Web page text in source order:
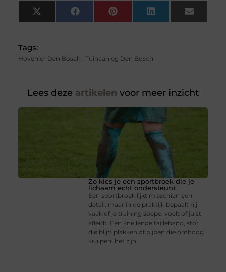
X
(Twitter)
FacebookPinterest LinkedIn Email
Tags:
Hovenier Den Bosch , Tuinaanleg Den Bosch
Lees deze artikelen voor meer inzicht
Zo kies je een sportbroek die je
lichaam echt ondersteunt
Een sportbroek lijkt misschien een
detail, maar in de praktijk bepaalt hij
vaak of je training soepel voelt of juist
afleidt. Een knellende tailleband, stof
die blijft plakken of pijpen die omhoog
kruipen: het zijn